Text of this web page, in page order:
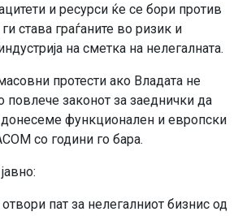
и ресурси ќе се бори против
става граѓаните во ризик и
на сметка на нелегалната.
протести ако Владата не
повлече законот за заеднички да
функционален и европски
со години го бара.
пат за нелегалниот бизнис од